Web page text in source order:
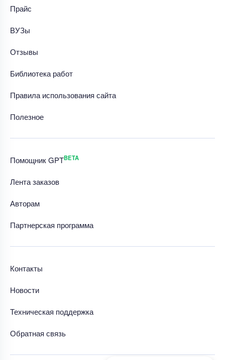
Прайс
ВУЗы
Отзывы
Библиотека работ
Правила использования сайта
Полезное
Помощник GPTBETA
Лента заказов
Авторам
Партнерская программа
Контакты
Новости
Техническая поддержка
Обратная связь